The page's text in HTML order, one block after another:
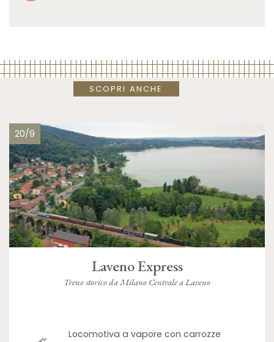
SCOPRI ANCHE
20/9
Laveno Express
Treno storico da Milano Centrale a Laveno
Locomotiva a vapore con carrozze